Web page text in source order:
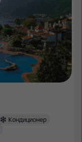
Кондиционер